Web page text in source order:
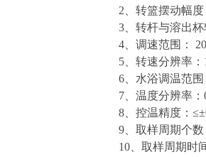
2、转篮摆动幅
3、转杆与溶出
4、调速范围：
5、转速分辨率
6、水浴调温范
7、温度分辨率
8、控温精度：
9、取样周期个
10、取样周期时